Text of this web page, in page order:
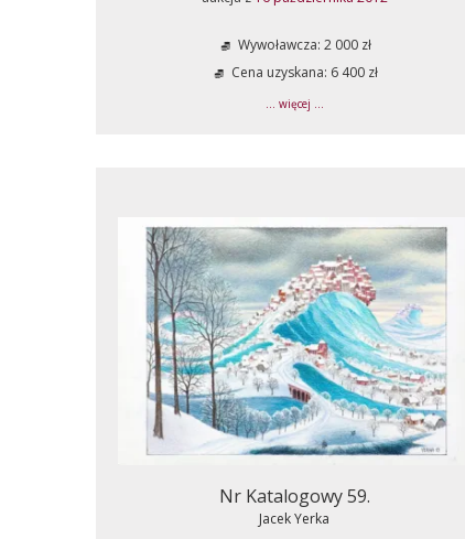
Wywoławcza: 2 000 zł
Cena uzyskana: 6 400 zł
... więcej ...
Nr Katalogowy 59.
Jacek Yerka